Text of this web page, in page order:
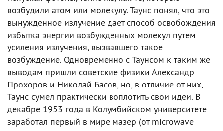
возбудили атом или молекулу. Таунс понял, что это
вынужденное излучение дает способ освобождения
избытка энергии возбужденных молекул путем
усиления излучения, вызвавшего такое
возбуждение. Одновременно с Таунсом к таким же
выводам пришли советские физики Александр
Прохоров и Николай Басов, но, в отличие от них,
Таунс сумел практически воплотить свои идеи. В
декабре 1953 года в Колумбийском университете
заработал первый в мире мазер (от microwave